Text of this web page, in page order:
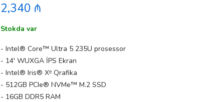
2,340 ₼
Stokda var
- Intel® Core™ Ultra 5 235U prosessor
- 14' WUXGA İPS Ekran
- Intel® Iris® Xᵉ Qrafika
- 512GB PCIe® NVMe™ M.2 SSD
- 16GB DDR5 RAM